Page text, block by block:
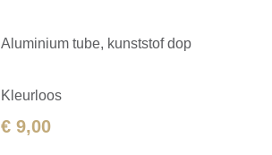
Aluminium tube, kunststof dop
Kleurloos
€ 9,00